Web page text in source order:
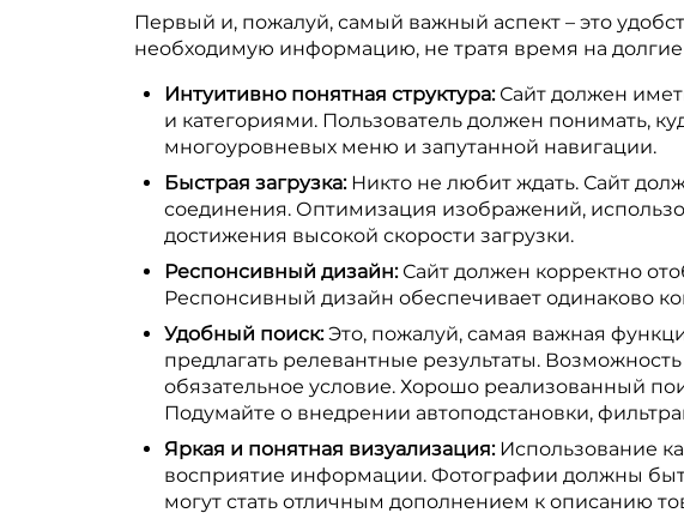
Первый и, пожалуй, самый важный аспект – это
необходимую информацию, не тратя время на
Интуитивно понятная структура:Сайт должен
и категориями. Пользователь должен понимать,
многоуровневых меню и запутанной навигации.
Быстрая загрузка:Никто не любит ждать. Сайт
соединения. Оптимизация изображений,
достижения высокой скорости загрузки.
Респонсивный дизайн:Сайт должен корректно
Респонсивный дизайн обеспечивает одинаково
Удобный поиск:Это, пожалуй, самая важная
предлагать релевантные результаты.
обязательное условие. Хорошо реализованный
Подумайте о внедрении автоподстановки,
Яркая и понятная визуализация:Использование
восприятие информации. Фотографии должны
могут стать отличным дополнением к описанию